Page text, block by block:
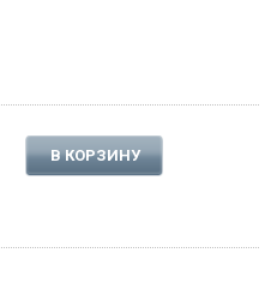
В КОРЗИНУ